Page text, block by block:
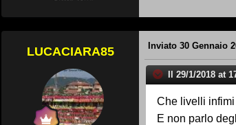
LUCACIARA85 Inviato 30 Gennaio
Il 29/1/2018 at
Che livelli
E non parlo